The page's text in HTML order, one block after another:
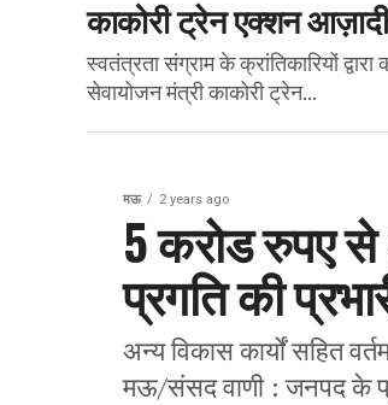
काकोरी ट्रेन एक्शन
स्वतंत्रता संग्राम के क्रांतिकारियों
सेवायोजन मंत्री काकोरी ट्रेन...
मऊ 2 years ago
5 करोड रुपए से
प्रगति की
अन्य विकास कार्यों सहित
मऊ/संसद वाणी : जनपद के